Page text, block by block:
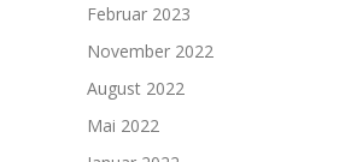
Februar 2023
November 2022
August 2022
Mai 2022